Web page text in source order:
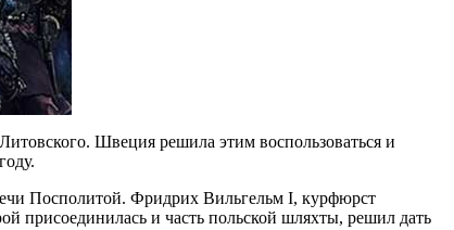
Швеция решила этим воспользоваться и
Посполитой. Фридрих Вильгельм I, курфюрст
присоединилась и часть польской шляхты, решил дать